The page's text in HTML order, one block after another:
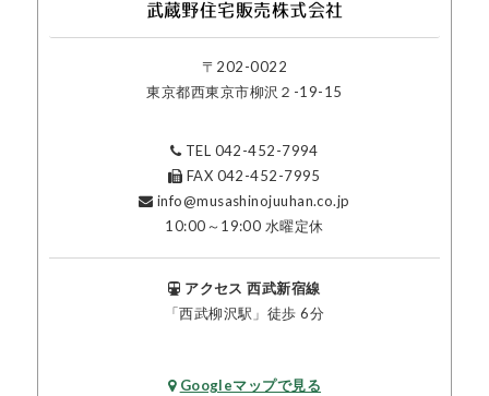
武蔵野住宅販売株式会社
〒202-0022
東京都西東京市柳沢２-19-15
TEL 042-452-7994
FAX 042-452-7995
info@musashinojuuhan.co.jp
10:00～19:00 水曜定休
アクセス 西武新宿線
「西武柳沢駅」徒歩 6分
Googleマップで見る